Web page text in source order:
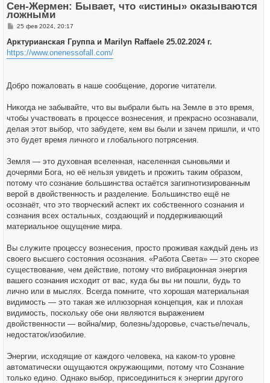
Сен-Жермен: Бывает, что «истины» оказываются
ложными
С
о
щ
е
25 фев 2024, 20:17
Арктурианская Группа и Marilyn Raffaele 25.02.2024 г.
https://www.onenessofall.com/
Добро пожаловать в наше сообщение, дорогие читатели.
Никогда не забывайте, что вы выбрали быть на Земле в это время,
чтобы участвовать в процессе вознесения, и прекрасно осознавали,
делая этот выбор, что забудете, кем вы были и зачем пришли, и что
это будет время личного и глобального потрясения.
Земля — это духовная вселенная, населенная сыновьями и
дочерями Бога, но её нельзя увидеть и прожить таким образом,
потому что сознание большинства остаётся загипнотизированным
верой в двойственность и разделение. Большинство ещё не
осознаёт, что это творческий аспект их собственного сознания и
сознания всех остальных, создающий и поддерживающий
материальное ощущение мира.
Вы служите процессу вознесения, просто проживая каждый день из
своего высшего состояния осознания. «Работа Света» — это скорее
существование, чем действие, потому что вибрационная энергия
вашего сознания исходит от вас, куда бы вы ни пошли, будь то
лично или в мыслях. Всегда помните, что хорошая материальная
видимость — это такая же иллюзорная концепция, как и плохая
видимость, поскольку обе они являются выражением
двойственности — война/мир, болезнь/здоровье, счастье/печаль,
недостаток/изобилие.
Энергии, исходящие от каждого человека, на каком-то уровне
автоматически ощущаются окружающими, потому что Сознание
только едино. Однако выбор, присоединиться к энергии другого